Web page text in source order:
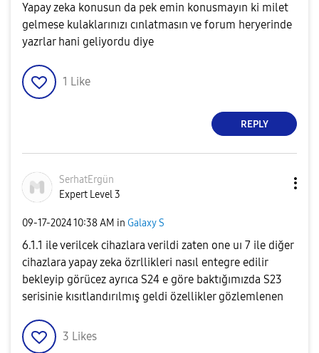
Yapay zeka konusun da pek emin konusmayın ki milet
gelmese kulaklarınızı cınlatmasın ve forum heryerinde
yazrlar hani geliyordu diye
1 Like
REPLY
SerhatErgün
Expert Level 3
‎09-17-202410:38 AM in Galaxy S
6.1.1 ile verilcek cihazlara verildi zaten one uı 7 ile diğer
cihazlara yapay zeka özrllikleri nasıl entegre edilir
bekleyip görücez ayrıca S24 e göre baktığımızda S23
serisinie kısıtlandırılmış geldi özellikler gözlemlenen
3 Likes